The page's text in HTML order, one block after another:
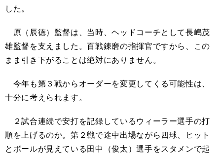
した。
原（辰徳）監督は、当時、ヘッドコーチとして長嶋茂
雄監督を支えました。百戦錬磨の指揮官ですから、この
まま引き下がることは絶対にありません。
今年も第３戦からオーダーを変更してくる可能性は、
十分に考えられます。
２試合連続で安打を記録しているウィーラー選手の打
順を上げるのか。第２戦で途中出場ながら四球、ヒット
とボールが見えている田中（俊太）選手をスタメンで起